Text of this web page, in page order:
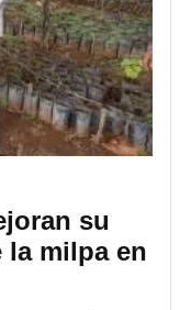
su
milpa en